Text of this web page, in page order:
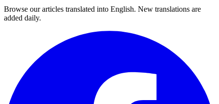
Browse our articles translated into English. New translations are
added daily.